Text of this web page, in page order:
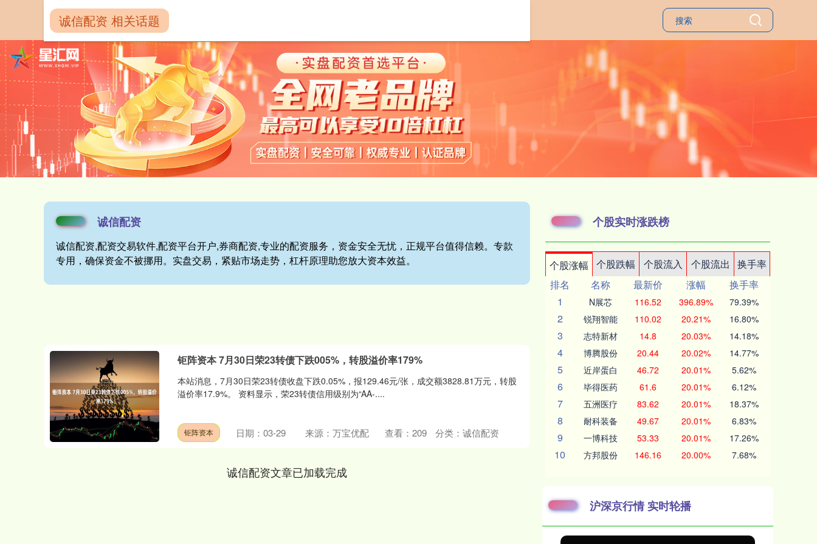
诚信配资
诚信配资,配资交易软件,配资平台开户,券商配资,专业的配资服务，资金安全无忧，正规平台值得信赖。专款
专用，确保资金不被挪用。实盘交易，紧贴市场走势，杠杆原理助您放大资本效益。
诚信配资 相关话题
钜阵资本 7月30日荣23转债下跌005%，转股溢价率179%
本站消息，7月30日荣23转债收盘下跌0.05%，报129.46元/张，成交额3828.81万元，转股
溢价率17.9%。 资料显示，荣23转债信用级别为“AA-....
钜阵资本 日期：03-29 来源：万宝优配 查看： 209 分类： 诚信配资
诚信配资文章已加载完成
个股实时涨跌榜
个股涨幅 个股跌幅 个股流入 个股流出
换手率
排名
名称 最新价 涨幅
换手率
1
N展芯 116.52 396.89% 79.39%
2 锐翔智能 110.02 20.21% 16.80%
3 志特新材 14.8 20.03% 14.18%
4 博腾股份 20.44 20.02% 14.77%
5 近岸蛋白 46.72 20.01% 5.62%
6 毕得医药 61.6 20.01% 6.12%
7 五洲医疗 83.62 20.01% 18.37%
8 耐科装备 49.67 20.01% 6.83%
9 一博科技 53.33 20.01% 17.26%
10 方邦股份 146.16 20.00% 7.68%
沪深京行情 实时轮播